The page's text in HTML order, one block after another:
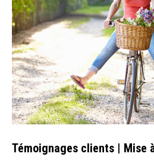
Témoignages clients | Mise